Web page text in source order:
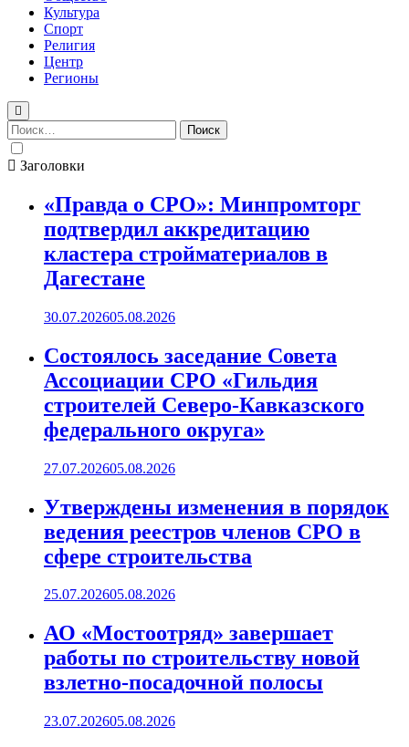
Культура
Спорт
Религия
Центр
Регионы
Найти:
Заголовки
«Правда о СРО»: Минпромторг
подтвердил аккредитацию
кластера стройматериалов в
Дагестане
30.07.202605.08.2026
Состоялось заседание Совета
Ассоциации СРО «Гильдия
строителей Северо-Кавказского
федерального округа»
27.07.202605.08.2026
Утверждены изменения в порядок
ведения реестров членов СРО в
сфере строительства
25.07.202605.08.2026
АО «Мостоотряд» завершает
работы по строительству новой
взлетно-посадочной полосы
23.07.202605.08.2026